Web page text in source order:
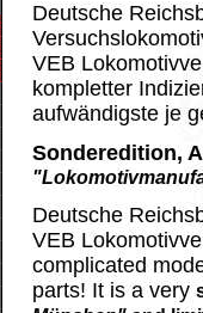
Deutsche
VEB
kompletter
aufwändigste je
Sonderedition,
Deutsche
VEB
complicated
parts! It is a very